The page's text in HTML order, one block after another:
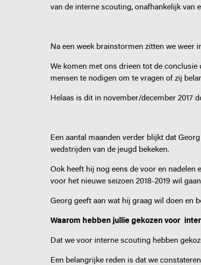
van de interne scouting, onafhankelijk van
Na een week brainstormen zitten we weer
We komen met ons drieen tot de conclusie
mensen te nodigen om te vragen of zij
Helaas is dit in november/december 2017
Een aantal maanden verder blijkt dat
wedstrijden van de jeugd bekeken.
Ook heeft hij nog eens de voor en nadelen
voor het nieuwe seizoen 2018-2019 wil
Georg geeft aan wat hij graag wil doen en
Waarom hebben jullie gekozen voor
Dat we voor interne scouting hebben
Een belangrijke reden is dat we